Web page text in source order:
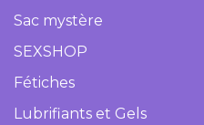
Sac mystère
SEXSHOP
Fétiches
Lubrifiants et Gels